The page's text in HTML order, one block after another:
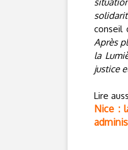
conseil
Après
la
justice
Lire
Nice :